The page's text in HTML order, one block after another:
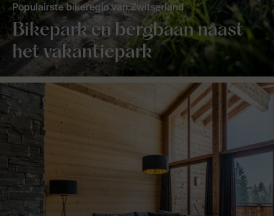
Bikepark en bergbaan naast
het vakantiepark
Populairste bikeregio van Zwitserland